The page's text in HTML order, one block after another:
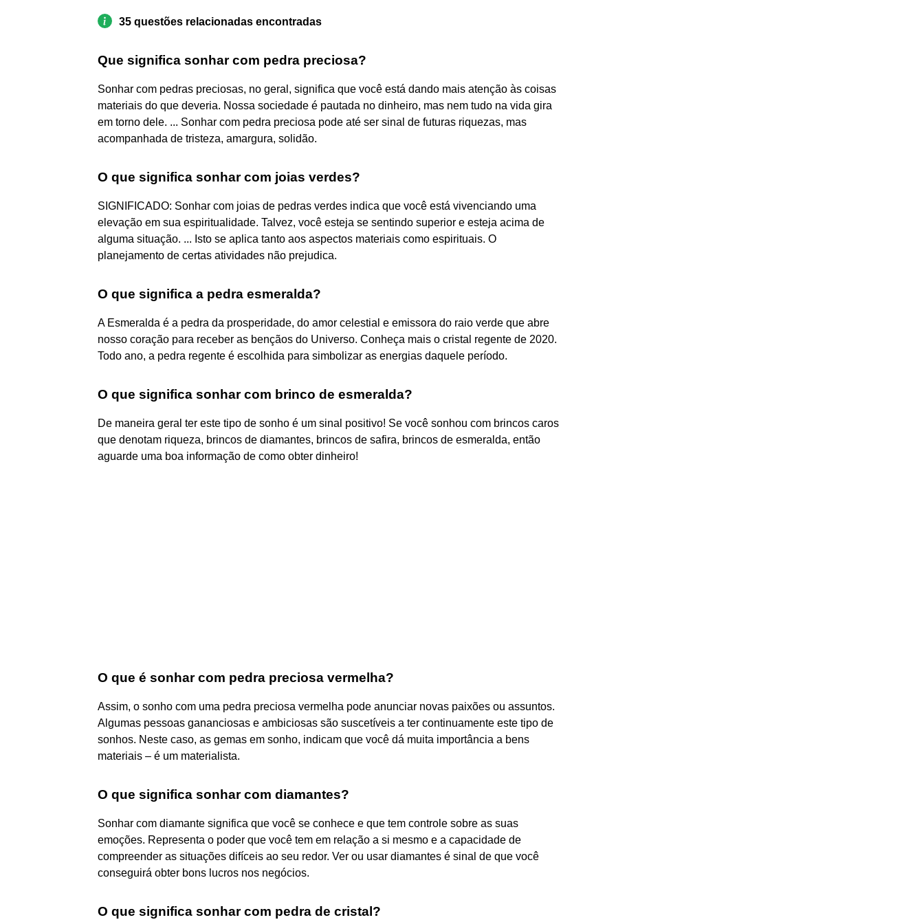
35 questões relacionadas encontradas
Que significa sonhar com pedra preciosa?
Sonhar com pedras preciosas, no geral, significa que você está dando mais atenção às coisas
materiais do que deveria. Nossa sociedade é pautada no dinheiro, mas nem tudo na vida gira
em torno dele. ... Sonhar com pedra preciosa pode até ser sinal de futuras riquezas, mas
acompanhada de tristeza, amargura, solidão.
O que significa sonhar com joias verdes?
SIGNIFICADO: Sonhar com joias de pedras verdes indica que você está vivenciando uma
elevação em sua espiritualidade. Talvez, você esteja se sentindo superior e esteja acima de
alguma situação. ... Isto se aplica tanto aos aspectos materiais como espirituais. O
planejamento de certas atividades não prejudica.
O que significa a pedra esmeralda?
A Esmeralda é a pedra da prosperidade, do amor celestial e emissora do raio verde que abre
nosso coração para receber as bençãos do Universo. Conheça mais o cristal regente de 2020.
Todo ano, a pedra regente é escolhida para simbolizar as energias daquele período.
O que significa sonhar com brinco de esmeralda?
De maneira geral ter este tipo de sonho é um sinal positivo! Se você sonhou com brincos caros
que denotam riqueza, brincos de diamantes, brincos de safira, brincos de esmeralda, então
aguarde uma boa informação de como obter dinheiro!
O que é sonhar com pedra preciosa vermelha?
Assim, o sonho com uma pedra preciosa vermelha pode anunciar novas paixões ou assuntos.
Algumas pessoas gananciosas e ambiciosas são suscetíveis a ter continuamente este tipo de
sonhos. Neste caso, as gemas em sonho, indicam que você dá muita importância a bens
materiais – é um materialista.
O que significa sonhar com diamantes?
Sonhar com diamante significa que você se conhece e que tem controle sobre as suas
emoções. Representa o poder que você tem em relação a si mesmo e a capacidade de
compreender as situações difíceis ao seu redor. Ver ou usar diamantes é sinal de que você
conseguirá obter bons lucros nos negócios.
O que significa sonhar com pedra de cristal?